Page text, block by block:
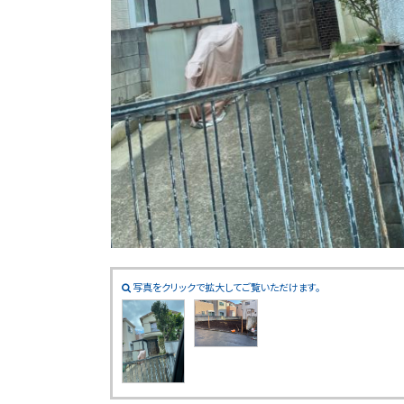
写真をクリックで拡大してご覧いただけます。